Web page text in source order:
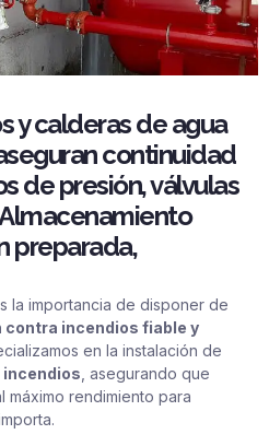
y calderas de agua
continuidad
de presión, válvulas
preparada,
la importancia de disponer de
incendios fiable y
en la instalación de
incendios , asegurando que
rendimiento para